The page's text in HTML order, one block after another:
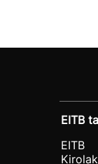
EITB
EITB
Kirolak